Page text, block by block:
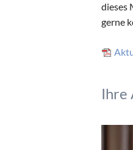
dieses
gerne
Ihre